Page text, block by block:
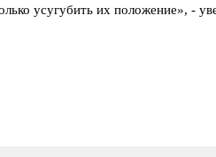
усугубить их положение», -